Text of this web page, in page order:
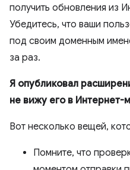
получить обновления из
Убедитесь, что ваши
под своим доменным
за раз.
Я опубликовал
не вижу его в Интернет-
Вот несколько вещей,
Помните, что